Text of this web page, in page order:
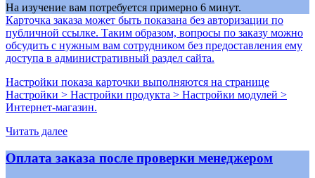
На изучение вам потребуется примерно 6 минут.
Карточка заказа может быть показана без авторизации по
публичной ссылке. Таким образом, вопросы по заказу можно
обсудить с нужным вам сотрудником без предоставления ему
доступа в административный раздел сайта.
Настройки показа карточки выполняются на странице
Настройки > Настройки продукта > Настройки модулей >
Интернет-магазин.
Читать далее
Оплата заказа после проверки менеджером